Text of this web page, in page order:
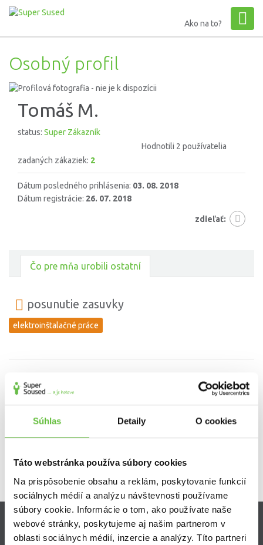
Súhlas Detaily O cookies
Táto webstránka používa súbory cookies
Na prispôsobenie obsahu a reklám, poskytovanie funkcií
sociálnych médií a analýzu návštevnosti používame
súbory cookie. Informácie o tom, ako používate naše
webové stránky, poskytujeme aj našim partnerom v
oblasti sociálnych médií, inzercie a analýzy. Títo partneri
Ako na to?
Osobný profil
Tomáš M.
status: Super Zákazník
Hodnotili 2 používatelia
zadaných zákaziek: 2
Dátum posledného prihlásenia: 03. 08. 2018
Dátum registrácie: 26. 07. 2018
zdieľať:
Čo pre mňa urobili ostatní
posunutie zasuvky
elektroinštalačné práce
Osadenie 2 ventilov pre umyvačku riadu
oprava a zapojenie spotrebičov (sporák, umývačka, a pod.)
Zistite viac